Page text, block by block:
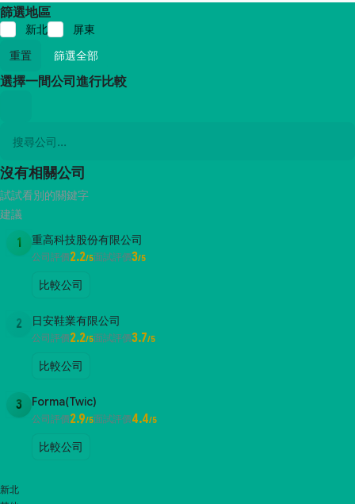
篩選地區
新北
屏東
重置
篩選全部
選擇一間公司進行比較
沒有相關公司
試試看別的關鍵字
建議
1 重高科技股份有限公司
公司評價2.2/5面試評價3/5
比較公司
2 日安鞋業有限公司
公司評價2.2/5面試評價3.7/5
比較公司
3 Forma(Twic)
公司評價2.9/5面試評價4.4/5
比較公司
新北